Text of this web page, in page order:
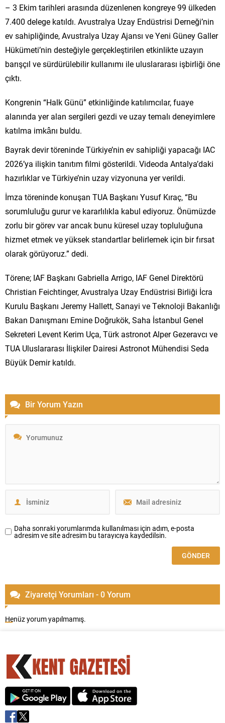
– 3 Ekim tarihleri arasında düzenlenen kongreye 99 ülkeden
7.400 delege katıldı. Avustralya Uzay Endüstrisi Derneği’nin
ev sahipliğinde, Avustralya Uzay Ajansı ve Yeni Güney Galler
Hükümeti’nin desteğiyle gerçekleştirilen etkinlikte uzayın
barışçıl ve sürdürülebilir kullanımı ile uluslararası işbirliği öne
çıktı.
Kongrenin “Halk Günü” etkinliğinde katılımcılar, fuaye
alanında yer alan sergileri gezdi ve uzay temalı deneyimlere
katılma imkânı buldu.
Bayrak devir töreninde Türkiye’nin ev sahipliği yapacağı IAC
2026’ya ilişkin tanıtım filmi gösterildi. Videoda Antalya’daki
hazırlıklar ve Türkiye’nin uzay vizyonuna yer verildi.
İmza töreninde konuşan TUA Başkanı Yusuf Kıraç, “Bu
sorumluluğu gurur ve kararlılıkla kabul ediyoruz. Önümüzde
zorlu bir görev var ancak bunu küresel uzay topluluğuna
hizmet etmek ve yüksek standartlar belirlemek için bir fırsat
olarak görüyoruz.” dedi.
Törene; IAF Başkanı Gabriella Arrigo, IAF Genel Direktörü
Christian Feichtinger, Avustralya Uzay Endüstrisi Birliği İcra
Kurulu Başkanı Jeremy Hallett, Sanayi ve Teknoloji Bakanlığı
Bakan Danışmanı Emine Doğrukök, Saha İstanbul Genel
Sekreteri Levent Kerim Uça, Türk astronot Alper Gezeravcı ve
TUA Uluslararası İlişkiler Dairesi Astronot Mühendisi Seda
Büyük Demir katıldı.
Bir Yorum Yazın
Daha sonraki yorumlarımda kullanılması için adım, e-posta
adresim ve site adresim bu tarayıcıya kaydedilsin.
Ziyaretçi Yorumları - 0 Yorum
Henüz yorum yapılmamış.